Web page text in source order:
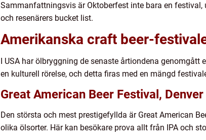
Sammanfattningsvis är Oktoberfest inte bara en
och resenärers bucket list.
Amerikanska craft beer-
I USA har ölbryggning de senaste årtiondena
en kulturell rörelse, och detta firas med en mängd
Great American Beer Festival, Denver
Den största och mest prestigefyllda är Great American
olika ölsorter. Här kan besökare prova allt från IPA och